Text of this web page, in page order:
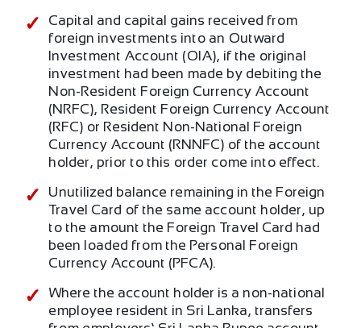
Capital and capital gains received from
foreign investments into an Outward
Investment Account (OIA), if the original
investment had been made by debiting the
Non-Resident Foreign Currency Account
(NRFC), Resident Foreign Currency Account
(RFC) or Resident Non-National Foreign
Currency Account (RNNFC) of the account
holder, prior to this order come into effect.
Unutilized balance remaining in the Foreign
Travel Card of the same account holder, up
to the amount the Foreign Travel Card had
been loaded from the Personal Foreign
Currency Account (PFCA).
Where the account holder is a non-national
employee resident in Sri Lanka, transfers